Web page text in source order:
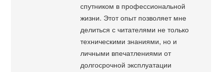
спутником в профессиональной
жизни. Этот опыт позволяет мне
делиться с читателями не только
техническими знаниями, но и
личными впечатлениями от
долгосрочной эксплуатации